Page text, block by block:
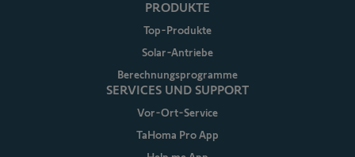
PRODUKTE
Top-Produkte
Solar-Antriebe
Berechnungsprogramme
SERVICES UND SUPPORT
Vor-Ort-Service
TaHoma Pro App